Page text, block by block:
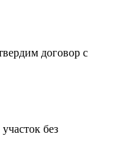
договор с
без